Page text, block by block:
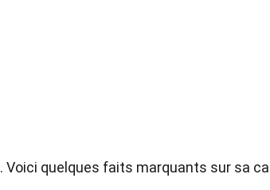
quelques faits marquants sur sa